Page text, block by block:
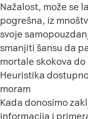
Nažalost, može se
pogrešna, iz
svoje
smanjiti šansu da
mortale skokova do
Heuristika
moram
Kada donosimo
informacija i